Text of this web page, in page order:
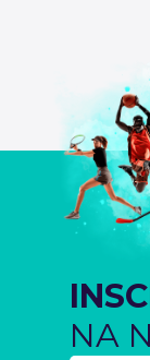
NA